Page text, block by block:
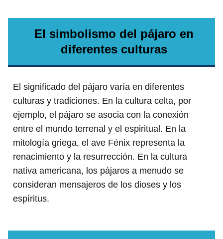
El simbolismo del pájaro en
diferentes culturas
El significado del pájaro varía en diferentes
culturas y tradiciones. En la cultura celta, por
ejemplo, el pájaro se asocia con la conexión
entre el mundo terrenal y el espiritual. En la
mitología griega, el ave Fénix representa la
renacimiento y la resurrección. En la cultura
nativa americana, los pájaros a menudo se
consideran mensajeros de los dioses y los
espíritus.